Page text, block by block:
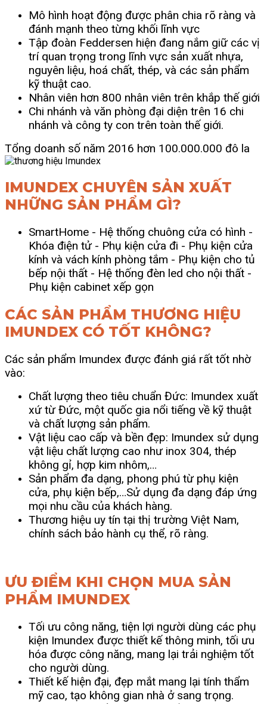
Mô hình hoạt động được phân chia rõ ràng và
đánh mạnh theo từng khối lĩnh vực
Tập đoàn Feddersen hiện đang nắm giữ các vị
trí quan trọng trong lĩnh vực sản xuất nhựa,
nguyên liệu, hoá chất, thép, và các sản phẩm
kỹ thuật cao.
Nhân viên hơn 800 nhân viên trên khắp thế giới
Chi nhánh và văn phòng đại diện trên 16 chi
nhánh và công ty con trên toàn thế giới.
Tổng doanh số năm 2016 hơn 100.000.000 đô la
IMUNDEX CHUYÊN SẢN XUẤT
NHỮNG SẢN PHẨM GÌ?
SmartHome - Hệ thống chuông cửa có hình -
Khóa điện tử - Phụ kiện cửa đi - Phụ kiện cửa
kính và vách kính phòng tắm - Phụ kiện cho tủ
bếp nội thất - Hệ thống đèn led cho nội thất -
Phụ kiện cabinet xếp gọn
CÁC SẢN PHẨM THƯƠNG HIỆU
IMUNDEX CÓ TỐT KHÔNG?
Các sản phẩm Imundex được đánh giá rất tốt nhờ
vào:
Chất lượng theo tiêu chuẩn Đức: Imundex xuất
xứ từ Đức, một quốc gia nổi tiếng về kỹ thuật
và chất lượng sản phẩm.
Vật liệu cao cấp và bền đẹp: Imundex sử dụng
vật liệu chất lượng cao như inox 304, thép
không gỉ, hợp kim nhôm,…
Sản phẩm đa dạng, phong phú từ phụ kiện
cửa, phụ kiện bếp,…Sử dụng đa dạng đáp ứng
mọi nhu cầu của khách hàng.
Thương hiệu uy tín tại thị trường Việt Nam,
chính sách bảo hành cụ thể, rõ ràng.
ƯU ĐIỂM KHI CHỌN MUA SẢN
PHẨM IMUNDEX
Tối ưu công năng, tiện lợi người dùng các phụ
kiện Imundex được thiết kế thông minh, tối ưu
hóa được công năng, mang lại trải nghiệm tốt
cho người dùng.
Thiết kế hiện đại, đẹp mắt mang lại tính thẩm
mỹ cao, tạo không gian nhà ở sang trọng.